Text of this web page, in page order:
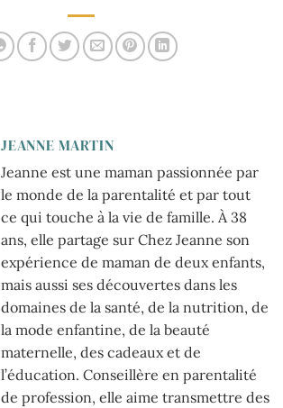
JEANNE MARTIN
Jeanne est une maman passionnée par
le monde de la parentalité et par tout
ce qui touche à la vie de famille. À 38
ans, elle partage sur Chez Jeanne son
expérience de maman de deux enfants,
mais aussi ses découvertes dans les
domaines de la santé, de la nutrition, de
la mode enfantine, de la beauté
maternelle, des cadeaux et de
l’éducation. Conseillère en parentalité
de profession, elle aime transmettre des